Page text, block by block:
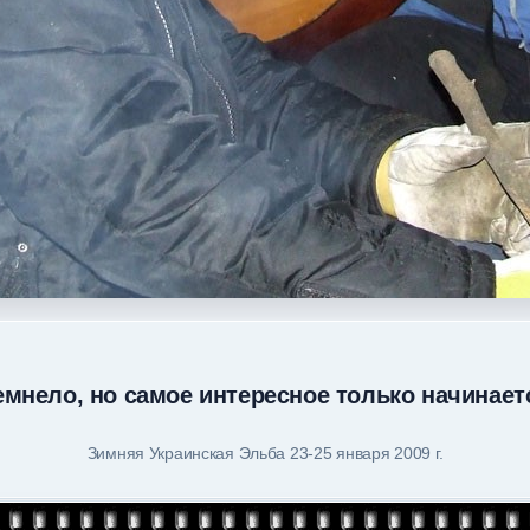
но самое интересное только
Зимняя Украинская Эльба 23-25 января 2009 г.